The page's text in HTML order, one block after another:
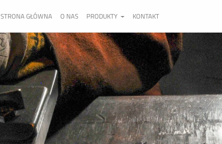
STRONA GŁÓWNA O NAS PRODUKTY KONTAKT